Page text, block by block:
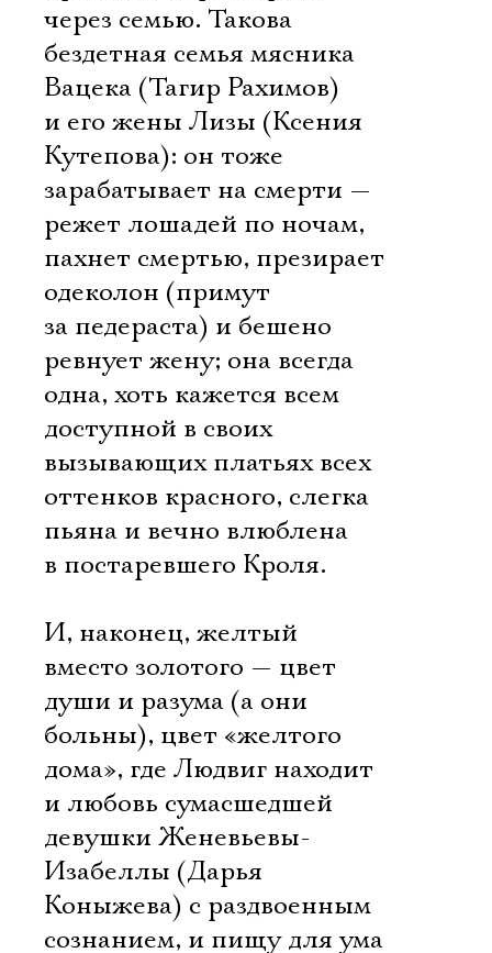
через семью. Такова
бездетная семья мясника
Вацека (Тагир Рахимов)
и его жены Лизы (Ксения
Кутепова): он тоже
зарабатывает на смерти —
режет лошадей по ночам,
пахнет смертью, презирает
одеколон (примут
за педераста) и бешено
ревнует жену; она всегда
одна, хоть кажется всем
доступной в своих
вызывающих платьях всех
оттенков красного, слегка
пьяна и вечно влюблена
в постаревшего Кроля.
И, наконец, желтый
вместо золотого — цвет
души и разума (а они
больны), цвет «желтого
дома», где Людвиг находит
и любовь сумасшедшей
девушки Женевьевы-
Изабеллы (Дарья
Коныжева) с раздвоенным
сознанием, и пищу для ума